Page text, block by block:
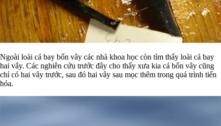
Ngoài loài cá bay bốn vây các nhà khoa học còn tìm thấy loài cá bay
hai vây. Các nghiên cứu trước đây cho thấy xưa kia cá bốn vây cũng
chỉ có hai vây trước, sau đó hai vây sau mọc thêm trong quá trình tiến
hóa.